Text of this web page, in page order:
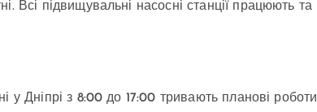
Всі підвищувальні насосні станції працюють та
у Дніпрі з 8:00 до 17:00 тривають планові роботи